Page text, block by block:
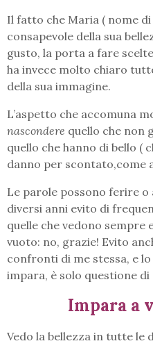
Il fatto che Maria ( nome
consapevole della sua
gusto, la porta a fare
ha invece molto chiaro
della sua immagine.
L’aspetto che accomuna
nascondere quello che non
quello che hanno di bello (
danno per scontato,come
Le parole possono ferire
diversi anni evito di
quelle che vedono sempre
vuoto: no, grazie! Evito
confronti di me stessa, e
impara, è solo questione
Impara a
Vedo la bellezza in tutte le